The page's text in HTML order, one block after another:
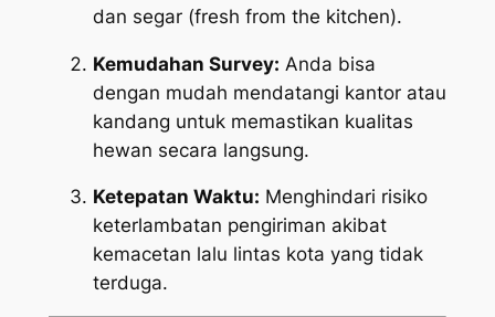
dan segar (fresh from the kitchen).
Kemudahan Survey: Anda bisa
dengan mudah mendatangi kantor atau
kandang untuk memastikan kualitas
hewan secara langsung.
Ketepatan Waktu: Menghindari risiko
keterlambatan pengiriman akibat
kemacetan lalu lintas kota yang tidak
terduga.